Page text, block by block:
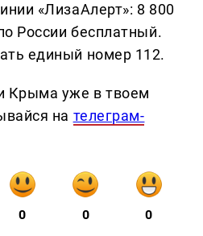
«ЛизаАлерт»: 8 800
России бесплатный.
единый номер 112.
Крыма уже в твоем
на телеграм-
0 0 0